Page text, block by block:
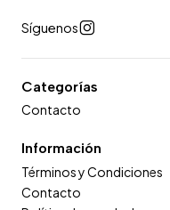
Síguenos
Categorías
Contacto
Información
Términos y Condiciones
Contacto